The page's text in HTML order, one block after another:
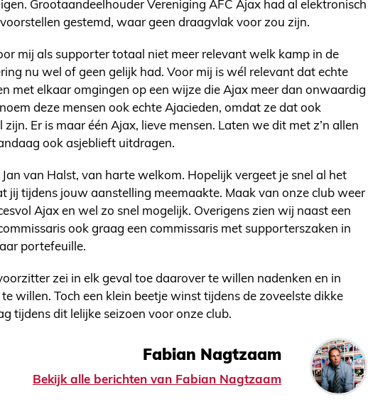
Grootaandeelhouder Vereniging AFC Ajax had al elektronisch
gestemd, waar geen draagvlak voor zou zijn.
mij als supporter totaal niet meer relevant welk kamp in de
nu wel of geen gelijk had. Voor mij is wél relevant dat echte
met elkaar omgingen op een wijze die Ajax meer dan onwaardig
deze mensen ook echte Ajacieden, omdat ze dat ook
zijn. Er is maar één Ajax, lieve mensen. Laten we dit met z’n allen
ook asjeblieft uitdragen.
Jan van Halst, van harte welkom. Hopelijk vergeet je snel al het
jij tijdens jouw aanstelling meemaakte. Maak van onze club weer
Ajax en wel zo snel mogelijk. Overigens zien wij naast een
ook graag een commissaris met supporterszaken in
portefeuille.
zei in elk geval toe daarover te willen nadenken en in
willen. Toch een klein beetje winst tijdens de zoveelste dikke
tijdens dit lelijke seizoen voor onze club.
Fabian Nagtzaam
Bekijk alle berichten van Fabian Nagtzaam